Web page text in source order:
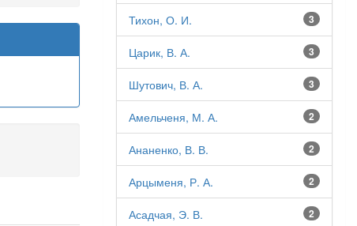
3
Тихон, О. И.
3
Царик, В. А.
3
Шутович, В. А.
2
Амельченя, М. А.
2
Ананенко, В. В.
2
Арцыменя, Р. А.
2
Асадчая, Э. В.